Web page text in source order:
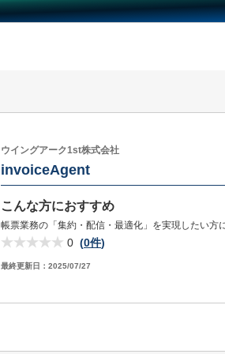
ウイングアーク1st株式会社
invoiceAgent
こんな方におすすめ
帳票業務の「集約・配信・最適化」を実現したい方
0 (0件)
最終更新日： 2025/07/27